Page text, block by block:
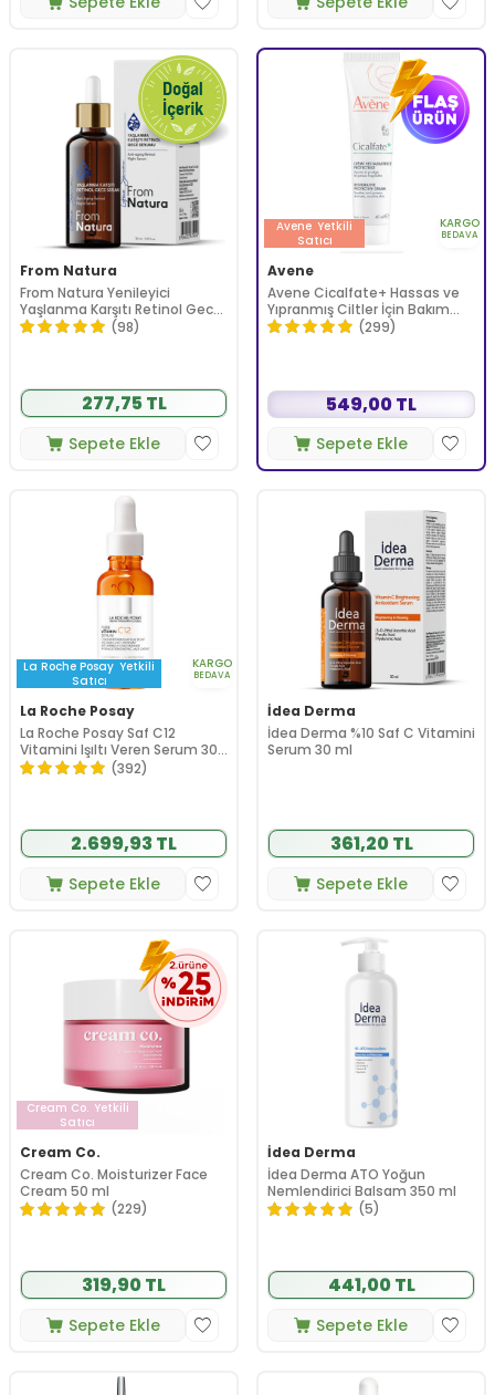
From Natura
From Natura Yenileyici
Yaşlanma Karşıtı Retinol Gece
Serumu 30 ml(98)
277,75 TL
Sepete Ekle
Avene Yetkili
Satıcı
KARGO
BEDAVA
Avene
Avene Cicalfate+ Hassas ve
Yıpranmış Ciltler İçin Bakım
Kremi 40 ml (299)
549,00 TL
Sepete Ekle
La Roche Posay Yetkili
Satıcı
KARGO
BEDAVA
La Roche Posay
La Roche Posay Saf C12
Vitamini Işıltı Veren Serum 30
ml
(392)
2.699,93 TL
Sepete Ekle
İdea Derma
İdea Derma %10 Saf C Vitamini
Serum 30 ml
361,20 TL
Sepete Ekle
Cream Co. Yetkili
Satıcı
Cream Co.
Cream Co. Moisturizer Face
Cream 50 ml
(229)
319,90 TL
Sepete Ekle
İdea Derma
İdea Derma ATO Yoğun
Nemlendirici Balsam 350 ml
(5)
441,00 TL
Sepete Ekle